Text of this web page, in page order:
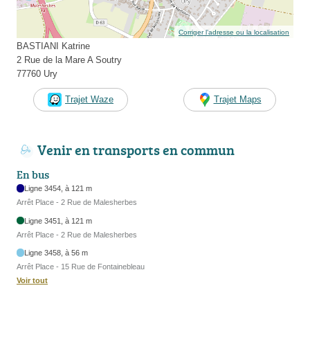
Corriger l’adresse ou la localisation
BASTIANI Katrine
2 Rue de la Mare A Soutry
77760 Ury
Trajet Waze Trajet Maps
Venir en transports en commun
En bus
Ligne 3454, à 121 m
Arrêt Place - 2 Rue de Malesherbes
Ligne 3451, à 121 m
Arrêt Place - 2 Rue de Malesherbes
Ligne 3458, à 56 m
Arrêt Place - 15 Rue de Fontainebleau
Voir tout